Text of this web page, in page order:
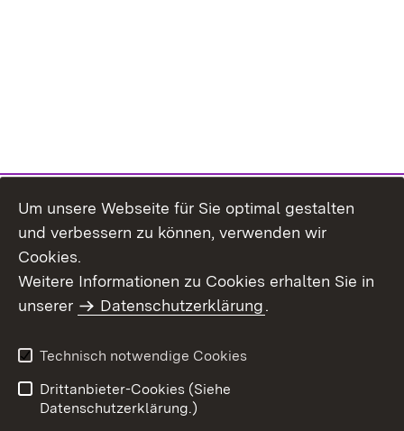
Benutzungshinweise
Erklärung zur
Um unsere Webseite für Sie optimal gestalten
und verbessern zu können, verwenden wir
Cookies.
Weitere Informationen zu Cookies erhalten Sie in
unserer
Datenschutzerklärung.
Technisch notwendige Cookies
Drittanbieter-Cookies (Siehe
Datenschutzerklärung.)